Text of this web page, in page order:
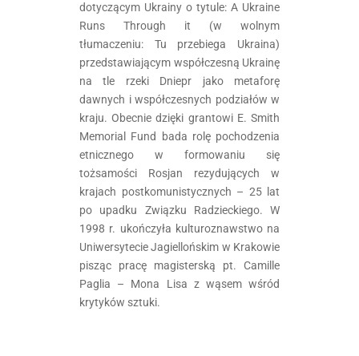
dotyczącym Ukrainy o tytule: A Ukraine
Runs Through it (w wolnym
tłumaczeniu: Tu przebiega Ukraina)
przedstawiającym współczesną Ukrainę
na tle rzeki Dniepr jako metaforę
dawnych i współczesnych podziałów w
kraju. Obecnie dzięki grantowi E. Smith
Memorial Fund bada rolę pochodzenia
etnicznego w formowaniu się
tożsamości Rosjan rezydujących w
krajach postkomunistycznych – 25 lat
po upadku Związku Radzieckiego. W
1998 r. ukończyła kulturoznawstwo na
Uniwersytecie Jagiellońskim w Krakowie
pisząc pracę magisterską pt. Camille
Paglia – Mona Lisa z wąsem wśród
krytyków sztuki.